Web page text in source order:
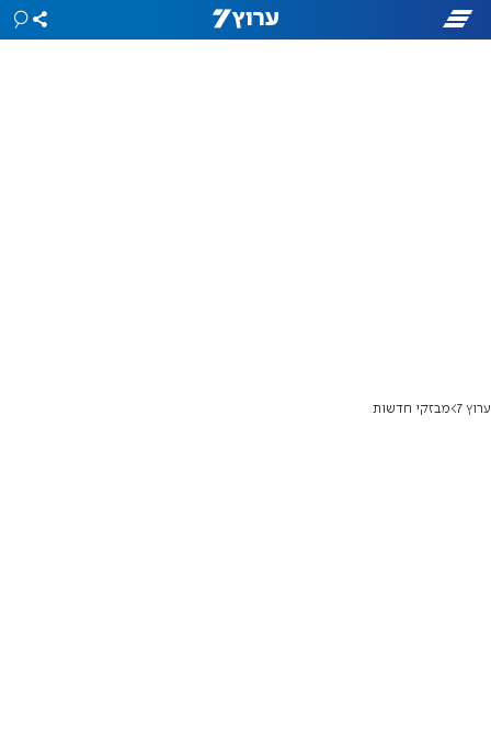
ערוץ 7 מבזקי חדשות